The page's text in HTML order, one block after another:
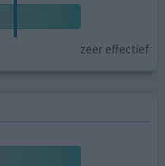
zeer effectief